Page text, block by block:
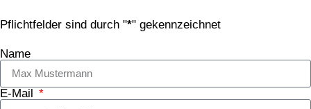
Pflichtfelder sind durch "*" gekennzeichnet
Name
E-Mail